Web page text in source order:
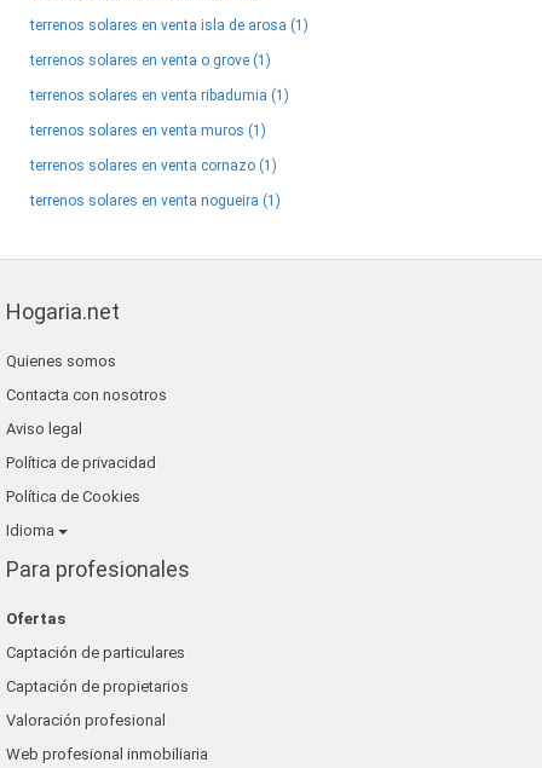
terrenos solares en venta isla de arosa (1)
terrenos solares en venta o grove (1)
terrenos solares en venta ribadumia (1)
terrenos solares en venta muros (1)
terrenos solares en venta cornazo (1)
terrenos solares en venta nogueira (1)
Hogaria.net
Quienes somos
Contacta con nosotros
Aviso legal
Política de privacidad
Política de Cookies
Idioma
Para profesionales
Ofertas
Captación de particulares
Captación de propietarios
Valoración profesional
Web profesional inmobiliaria